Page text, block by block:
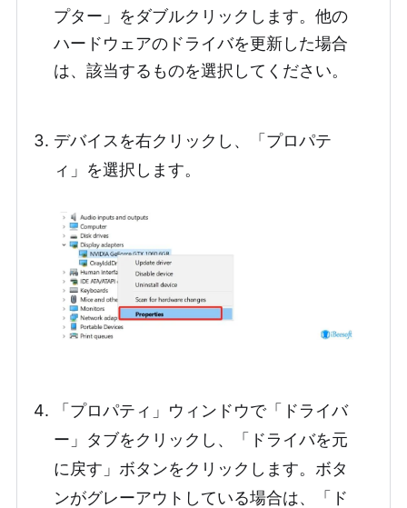
プター」をダブルクリックします。他の
ハードウェアのドライバを更新した場合
は、該当するものを選択してください。
デバイスを右クリックし、「プロパテ
ィ」を選択します。
「プロパティ」ウィンドウで「ドライバ
ー」タブをクリックし、「ドライバを元
に戻す」ボタンをクリックします。ボタ
ンがグレーアウトしている場合は、「ド